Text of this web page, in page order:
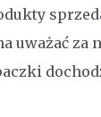
uważać za